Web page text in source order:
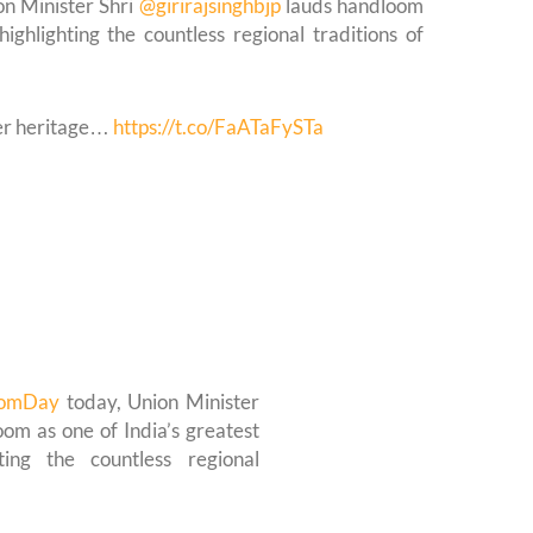
Minister Shri @girirajsinghbjplauds handloom
the countless regional traditions of
heritage… https://t.co/FaATaFySTa
today, Union Minister
as one of India’s greatest
the countless regional